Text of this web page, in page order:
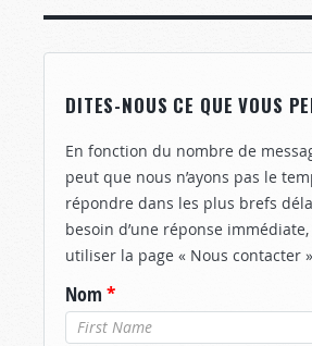
DITES-NOUS CE QUE VOUS
En fonction du nombre de
peut que nous n’ayons pas le
répondre dans les plus brefs
besoin d’une réponse
utiliser la page « Nous contacter
Nom *